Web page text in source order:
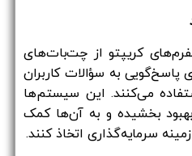
کریپتو از چت‌بات‌های
به سؤالات کاربران
می‌کنند. این سیستم‌ها
بخشیده و به آن‌ها کمک
سرمایه‌گذاری اتخاذ کنند.